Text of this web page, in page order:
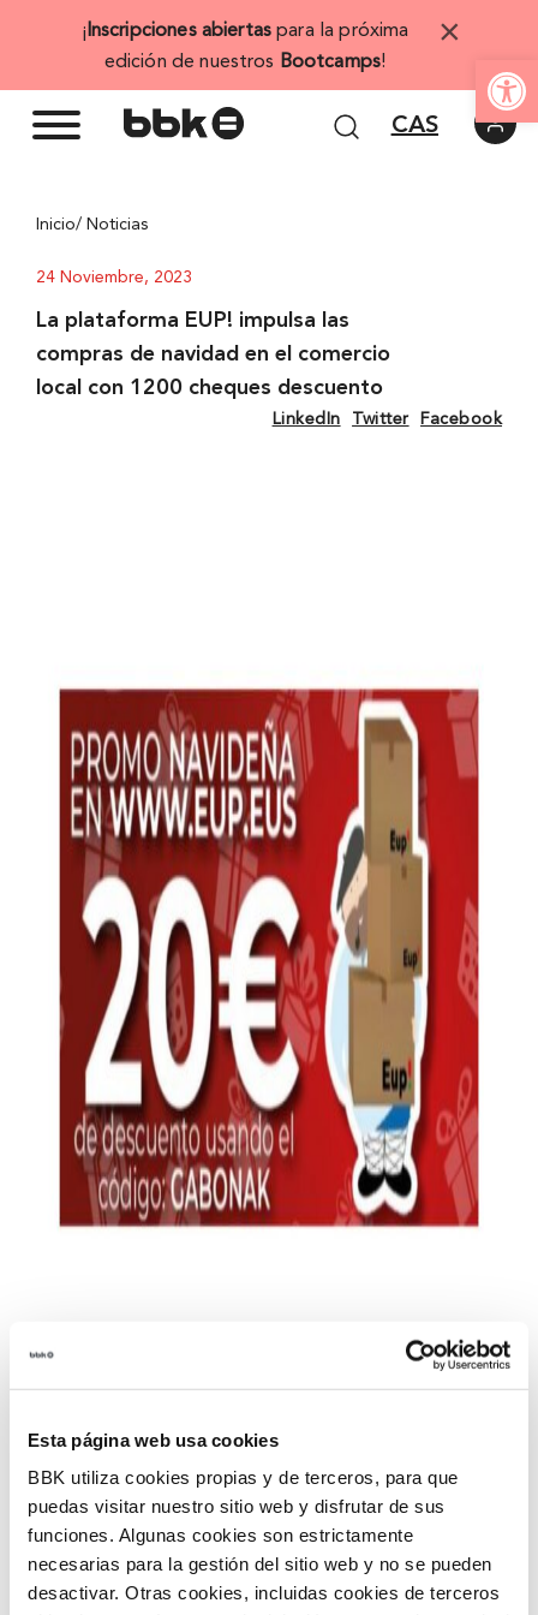
Abrir
Esta página web usa cookies
BBK utiliza cookies propias y de terceros, para que
puedas visitar nuestro sitio web y disfrutar de sus
funciones. Algunas cookies son estrictamente
necesarias para la gestión del sitio web y no se pueden
desactivar. Otras cookies, incluidas cookies de terceros
¡ Inscripciones abiertas para la próxima
edición de nuestros Bootcamps!
×
CAS
Inicio/ Noticias
24 Noviembre, 2023
La plataforma EUP! impulsa las
compras de navidad en el comercio
local con 1200 cheques descuento
LinkedIn Twitter Facebook
Se acerca la temporada navideña y con ella una de
las temporadas más importantes del año para el
comercio local, que BBK y la Diputación Foral de
Bizkaia quieren apoyar una vez más a través de una